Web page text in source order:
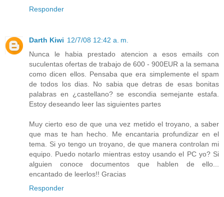
Responder
Darth Kiwi 12/7/08 12:42 a. m.
Nunca le habia prestado atencion a esos emails con
suculentas ofertas de trabajo de 600 - 900EUR a la semana
como dicen ellos. Pensaba que era simplemente el spam
de todos los dias. No sabia que detras de esas bonitas
palabras en ¿castellano? se escondia semejante estafa.
Estoy deseando leer las siguientes partes
Muy cierto eso de que una vez metido el troyano, a saber
que mas te han hecho. Me encantaria profundizar en el
tema. Si yo tengo un troyano, de que manera controlan mi
equipo. Puedo notarlo mientras estoy usando el PC yo? Si
alguien conoce documentos que hablen de ello...
encantado de leerlos!! Gracias
Responder